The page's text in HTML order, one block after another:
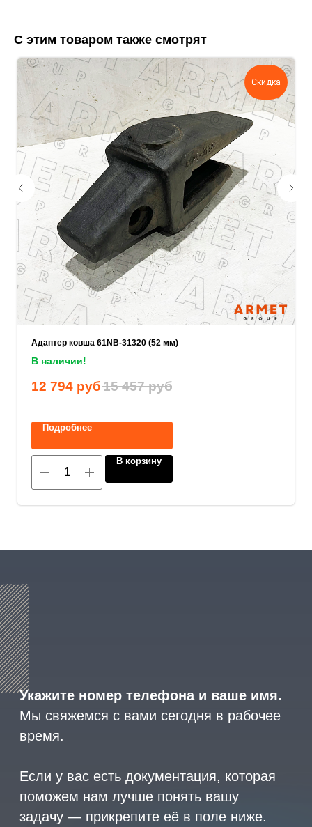
С этим товаром также смотрят
Скидка
Адаптер ковша 61NB-31320 (52 мм)
В наличии!
12 794 руб15 457 руб
Подробнее
В корзину
Укажите номер телефона и ваше имя.
Мы свяжемся с вами сегодня в рабочее
время.
Если у вас есть документация, которая
поможем нам лучше понять вашу
задачу — прикрепите её в поле ниже.
Ваш телефон
Прикрепите документацию (при наличии)
Add files
ОСТАВИТЬ ЗАЯВКУ
ООО «АРМЕТ РУС» Юридический адрес: ул. 2-
я Брянская, д.34А, офис 401
2023 © ARMET GROUP
Эксклюзивный представитель
завода